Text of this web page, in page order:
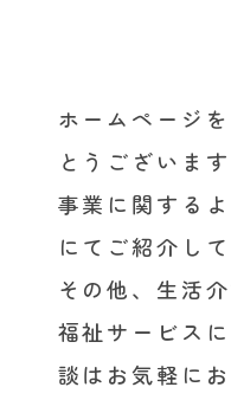
ホームページ
とうございます
事業に関する
にてご紹介し
その他、生活
福祉サービス
談はお気軽に